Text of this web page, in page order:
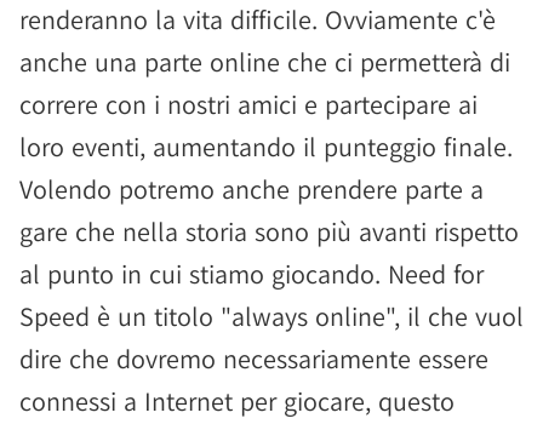
renderanno la vita difficile. Ovviamente c'è
anche una parte online che ci permetterà di
correre con i nostri amici e partecipare ai
loro eventi, aumentando il punteggio finale.
Volendo potremo anche prendere parte a
gare che nella storia sono più avanti rispetto
al punto in cui stiamo giocando. Need for
Speed è un titolo "always online", il che vuol
dire che dovremo necessariamente essere
connessi a Internet per giocare, questo